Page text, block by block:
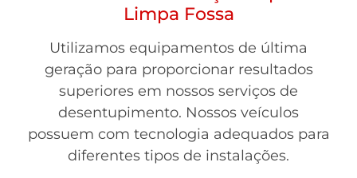
Limpa Fossa
Utilizamos equipamentos de última
geração para proporcionar resultados
superiores em nossos serviços de
desentupimento. Nossos veículos
possuem com tecnologia adequados para
diferentes tipos de instalações.